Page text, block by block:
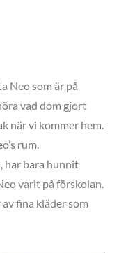
Neo som är på
vad dom gjort
när vi kommer hem.
rum.
har bara hunnit
varit på förskolan.
fina kläder som